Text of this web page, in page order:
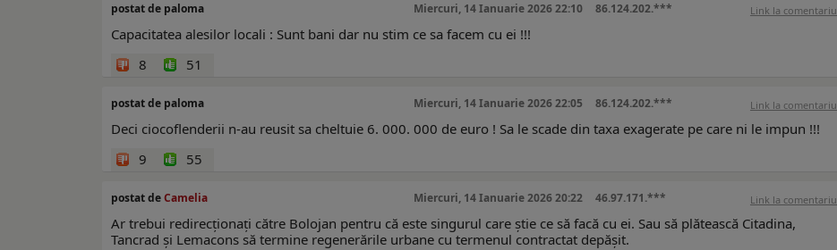
postat de paloma Miercuri, 14 Ianuarie 2026 22:10 86.124.202.*** Link la comentariu
Capacitatea alesilor locali : Sunt bani dar nu stim ce sa facem cu ei !!!
8
51
postat de paloma Miercuri, 14 Ianuarie 2026 22:05 86.124.202.*** Link la comentariu
Deci ciocoflenderii n-au reusit sa cheltuie 6. 000. 000 de euro ! Sa le scade din taxa exagerate pe care ni le impun !!!
9
55
postat deCamelia Miercuri, 14 Ianuarie 2026 20:22 46.97.171.*** Link la comentariu
Ar trebui redirecționați către Bolojan pentru că este singurul care știe ce să facă cu ei. Sau să plătească Citadina,
Tancrad și Lemacons să termine regenerările urbane cu termenul contractat depășit.